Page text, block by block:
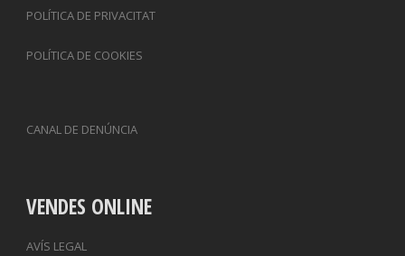
POLÍTICA DE PRIVACITAT
POLÍTICA DE COOKIES
CANAL DE DENÚNCIA
VENDES ONLINE
AVÍS LEGAL